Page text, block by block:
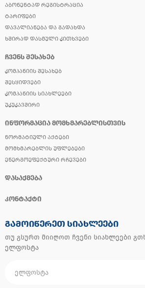
ᲐᲑᲝᲜᲔᲜᲢᲐᲓ ᲠᲔᲒᲘᲡᲢᲠᲐᲪᲘᲐ
ᲢᲐᲠᲘᲤᲔᲑᲘ
ᲓᲐᲕᲐᲚᲘᲐᲜᲔᲑᲐ ᲓᲐ ᲒᲐᲓᲐᲮᲓᲐ
ᲮᲨᲘᲠᲐᲓ ᲓᲐᲡᲛᲣᲚᲘ ᲙᲘᲗᲮᲕᲔᲑᲘ
ᲩᲕᲔᲜᲡ ᲨᲔᲡᲐᲮᲔᲑ
ᲙᲝᲛᲞᲐᲜᲘᲘᲡ ᲨᲔᲡᲐᲮᲔᲑ
ᲨᲔᲡᲧᲘᲓᲕᲔᲑᲘ
ᲙᲝᲛᲞᲐᲜᲘᲘᲡ ᲡᲘᲐᲮᲚᲔᲔᲑᲘ
ᲣᲙᲣᲙᲐᲕᲨᲘᲠᲘ
ᲘᲜᲤᲝᲠᲛᲐᲪᲘᲐ ᲛᲝᲛᲮᲛᲐᲠᲔᲑᲚᲘᲡᲗᲕᲘᲡ
ᲜᲝᲠᲛᲐᲢᲘᲣᲚᲘ ᲐᲥᲢᲔᲑᲘ
ᲛᲝᲛᲮᲛᲐᲠᲔᲑᲚᲘᲡ ᲣᲤᲚᲔᲑᲔᲑᲘ
ᲔᲜᲔᲠᲒᲝᲔᲤᲔᲥᲢᲣᲠᲘ ᲠᲩᲔᲕᲔᲑᲘ
ᲓᲐᲡᲐᲥᲛᲔᲑᲐ
ᲙᲝᲜᲢᲐᲥᲢᲘ
ᲒᲐᲛᲝᲘᲬᲔᲠᲔᲗ ᲡᲘᲐᲮᲚᲔᲔᲑᲘ
თუ გსურთ მიიღოთ ჩვენი სიახლეები
ელფოსტა